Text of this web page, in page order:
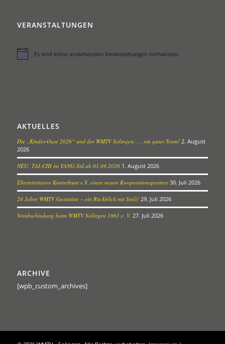
VERANSTALTUNGEN
HinweisEs sind keine anstehenden Veranstaltungen vorhanden.
AKTUELLES
Die „Kinder-Oase 2026“ und der WMTV Solingen: … ein gutes Team! 2. August
2026
NEU: TAI-CHI im YANG-Stil ab 01.09.2026 1. August 2026
Elterninitiative Kunterbunt e.V. einen neuen Kooperationspartner 30. Juli 2026
20 Jahre WMTV Gaststätte – ein Rückblick mit Stolz! 29. Juli 2026
Verabschiedung beim WMTV Solingen 1861 e. V. 27. Juli 2026
ARCHIVE
[wpb_custom_archives]